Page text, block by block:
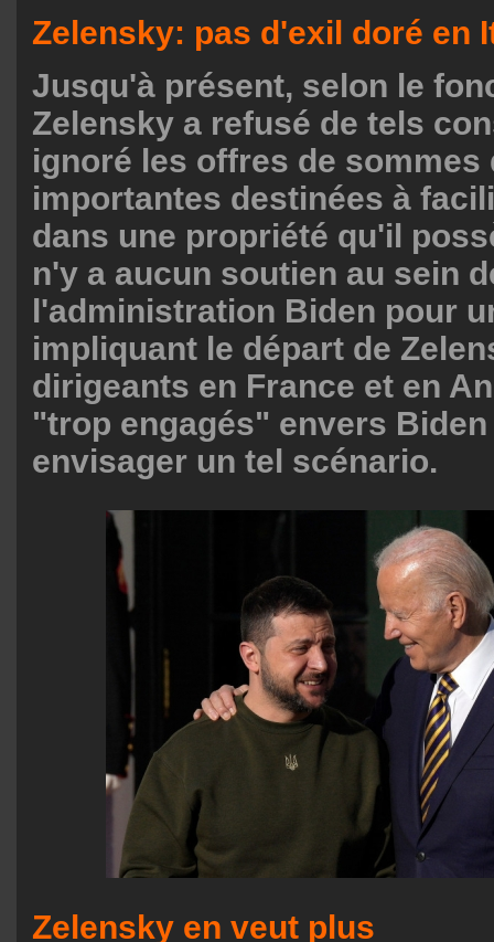
Zelensky: pas d'exil doré en
Jusqu'à présent, selon le
Zelensky a refusé de tels
ignoré les offres de sommes
importantes destinées à
dans une propriété qu'il
n'y a aucun soutien au sein
l'administration Biden pour
impliquant le départ de
dirigeants en France et en
"trop engagés" envers
envisager un tel scénario.
Zelensky en veut plus